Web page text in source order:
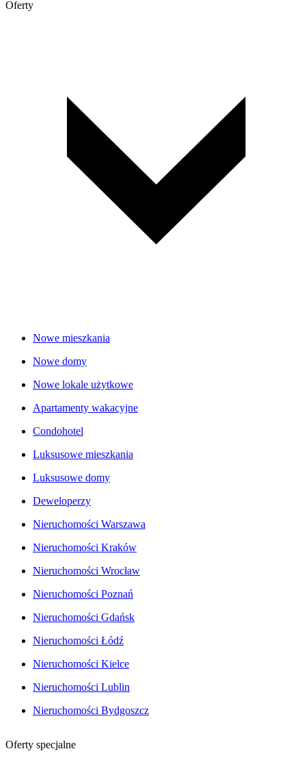
Oferty
Nowe mieszkania
Nowe domy
Nowe lokale użytkowe
Apartamenty wakacyjne
Condohotel
Luksusowe mieszkania
Luksusowe domy
Deweloperzy
Nieruchomości Warszawa
Nieruchomości Kraków
Nieruchomości Wrocław
Nieruchomości Poznań
Nieruchomości Gdańsk
Nieruchomości Łódź
Nieruchomości Kielce
Nieruchomości Lublin
Nieruchomości Bydgoszcz
Oferty specjalne